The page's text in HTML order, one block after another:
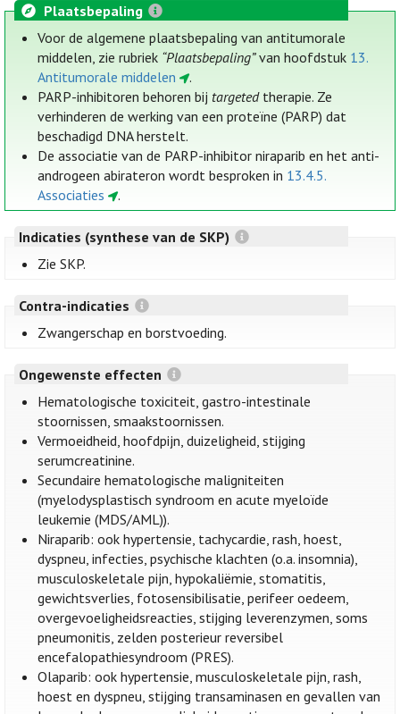
Plaatsbepaling
Voor de algemene plaatsbepaling van antitumorale
middelen, zie rubriek “Plaatsbepaling”van hoofdstuk 13.
Antitumorale middelen
.
PARP-inhibitoren behoren bij targetedtherapie. Ze
verhinderen de werking van een proteïne (PARP) dat
beschadigd DNA herstelt.
De associatie van de PARP-inhibitor niraparib en het anti-
androgeen abirateron wordt besproken in 13.4.5.
Associaties
.
Indicaties (synthese van de SKP)
Zie SKP.
Contra-indicaties
Zwangerschap en borstvoeding.
Ongewenste effecten
Hematologische toxiciteit, gastro-intestinale
stoornissen, smaakstoornissen.
Vermoeidheid, hoofdpijn, duizeligheid, stijging
serumcreatinine.
Secundaire hematologische maligniteiten
(myelodysplastisch syndroom en acute myeloïde
leukemie (MDS/AML)).
Niraparib: ook hypertensie, tachycardie, rash, hoest,
dyspneu, infecties, psychische klachten (o.a. insomnia),
musculoskeletale pijn, hypokaliëmie, stomatitis,
gewichtsverlies, fotosensibilisatie, perifeer oedeem,
overgevoeligheidsreacties, stijging leverenzymen, soms
pneumonitis, zelden posterieur reversibel
encefalopathiesyndroom (PRES).
Olaparib: ook hypertensie, musculoskeletale pijn, rash,
hoest en dyspneu, stijging transaminasen en gevallen van